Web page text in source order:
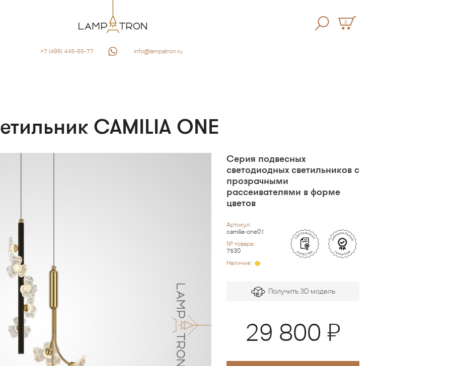
0
+7 (495) 445-55-77 info@lampatron.ru
CAMILIA ONE
Серия подвесных
светодиодных светильников с
прозрачными
рассеивателями в форме
цветов
Артикул:
camilia-one01
№ товара:
7530
Наличие:
Получить 3D модель
29 800 Я